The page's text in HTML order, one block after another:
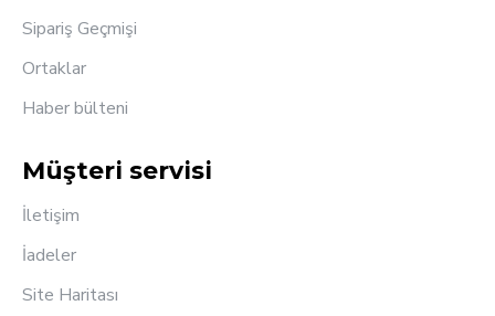
Sipariş Geçmişi
Ortaklar
Haber bülteni
Müşteri servisi
İletişim
İadeler
Site Haritası